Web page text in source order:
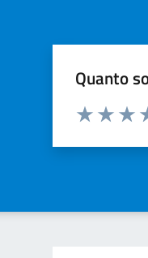
Quanto
Valuta da 1 a 5